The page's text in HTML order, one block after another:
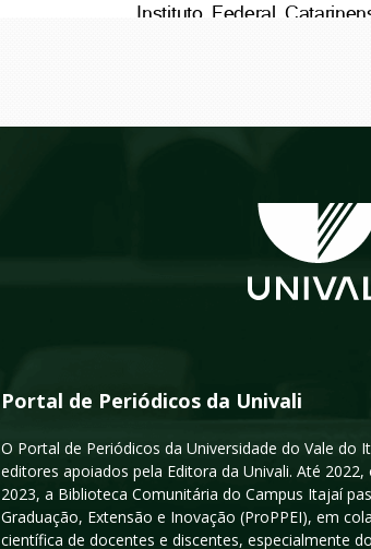
Portal de Periódicos da Univali
O Portal de Periódicos da Universidade do Vale
editores apoiados pela Editora da Univali. Até
2023, a Biblioteca Comunitária do Campus Itajaí
Graduação, Extensão e Inovação (ProPPEI), em
científica de docentes e discentes, especialmente